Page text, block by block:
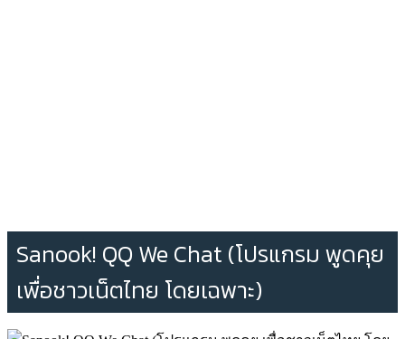
Sanook! QQ We Chat (โปรแกรม พูดคุย
เพื่อชาวเน็ตไทย โดยเฉพาะ)